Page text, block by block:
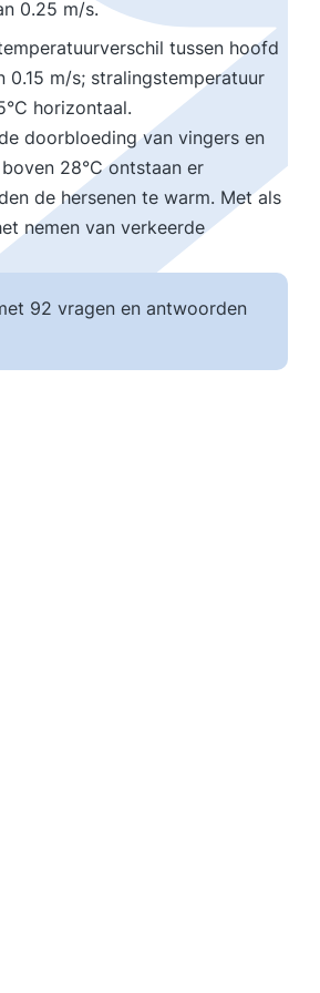
0.25 m/s.
tussen hoofd
0.15 m/s; stralingstemperatuur
horizontaal.
doorbloeding van vingers en
28°C ontstaan er
de hersenen te warm. Met als
nemen van verkeerde
92 vragen en antwoorden